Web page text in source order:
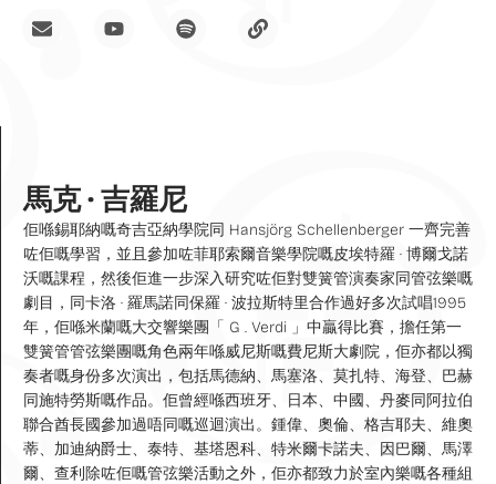
馬克 · 吉羅尼
佢喺錫耶納嘅奇吉亞納學院同 Hansjörg Schellenberger 一齊完善
咗佢嘅學習，並且參加咗菲耶索爾音樂學院嘅皮埃特羅 · 博爾戈諾
沃嘅課程，然後佢進一步深入研究咗佢對雙簧管演奏家同管弦樂嘅
劇目，同卡洛 · 羅馬諾同保羅 · 波拉斯特里合作過好多次試唱1995
年，佢喺米蘭嘅大交響樂團「 G . Verdi 」中贏得比賽，擔任第一
雙簧管管弦樂團嘅角色兩年喺威尼斯嘅費尼斯大劇院，佢亦都以獨
奏者嘅身份多次演出，包括馬德納、馬塞洛、莫扎特、海登、巴赫
同施特勞斯嘅作品。佢曾經喺西班牙、日本、中國、丹麥同阿拉伯
聯合酋長國參加過唔同嘅巡迴演出。鍾偉、奧倫、格吉耶夫、維奧
蒂、加迪納爵士、泰特、基塔恩科、特米爾卡諾夫、因巴爾、馬澤
爾、查利除咗佢嘅管弦樂活動之外，佢亦都致力於室內樂嘅各種組